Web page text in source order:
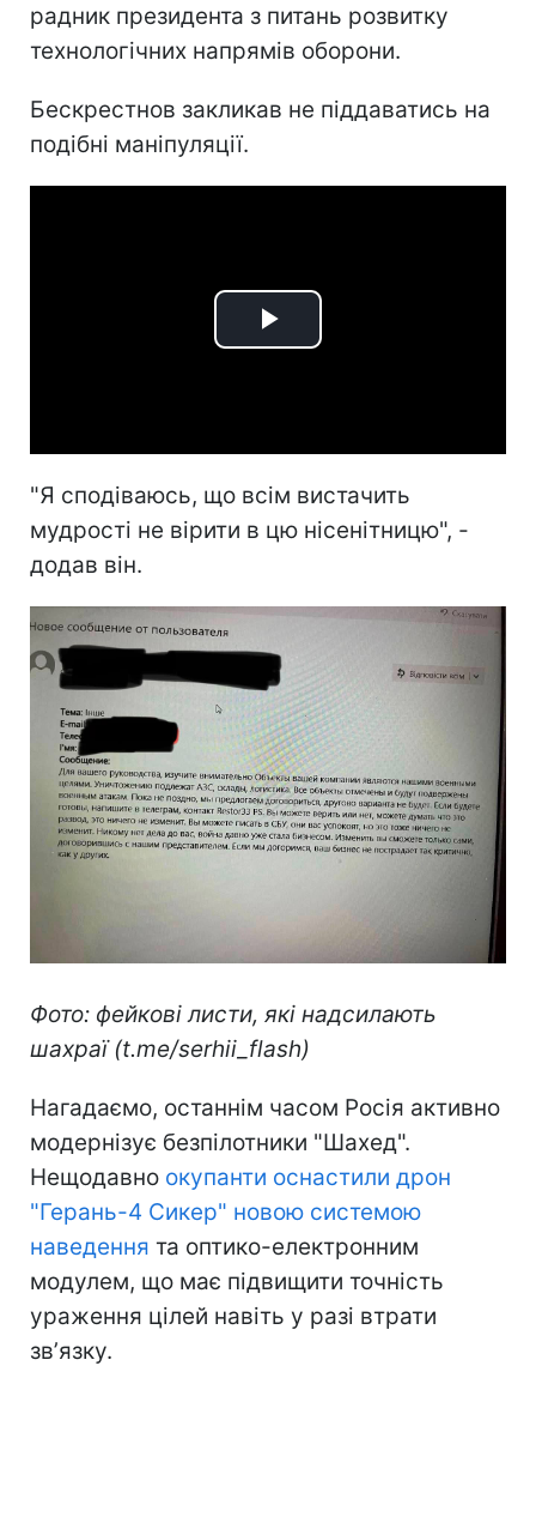
радник президента з питань розвитку
технологічних напрямів оборони.
Бескрестнов закликав не піддаватись на
подібні маніпуляції.
Play
"Я сподіваюсь, що всім вистачить
мудрості не вірити в цю нісенітницю", -
додав він.
Фото: фейкові листи, які надсилають
шахраї (t.me/serhii_flash)
Нагадаємо, останнім часом Росія активно
модернізує безпілотники "Шахед".
Нещодавно окупанти оснастили дрон
"Герань-4 Сикер" новою системою
наведення та оптико-електронним
модулем, що має підвищити точність
ураження цілей навіть у разі втрати
звʼязку.